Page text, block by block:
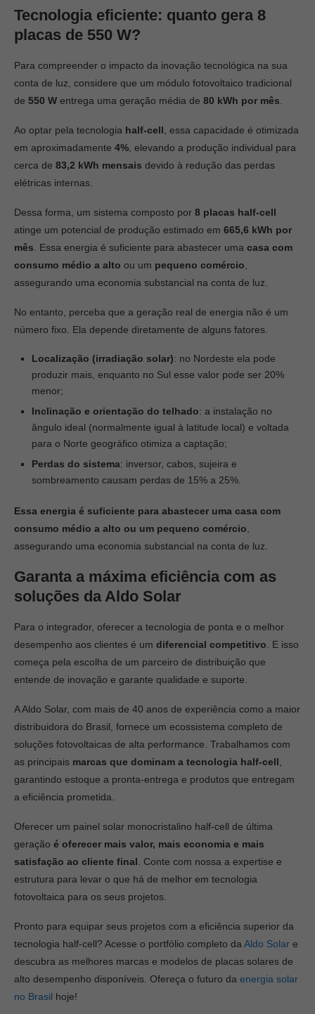
Tecnologia eficiente: quanto gera 8
placas de 550 W?
Para compreender o impacto da inovação tecnológica na sua
conta de luz, considere que um módulo fotovoltaico tradicional
de 550 W entrega uma geração média de 80 kWh por mês
Ao optar pela tecnologia half-cell , essa capacidade é otimizada
em aproximadamente 4% , elevando a produção individual para
cerca de 83,2 kWh mensais devido à redução das perdas
elétricas internas.
Dessa forma, um sistema composto por 8 placas half-cell
atinge um potencial de produção estimado em 665,6 kWh por
mês . Essa energia é suficiente para abastecer uma casa com
consumo médio a alto ou um pequeno comércio
assegurando uma economia substancial na conta de luz.
No entanto, perceba que a geração real de energia não é um
número fixo. Ela depende diretamente de alguns fatores.
Localização (irradiação solar): no Nordeste ela pode
produzir mais, enquanto no Sul esse valor pode ser 20%
menor;
Inclinação e orientação do telhado: a instalação no
ângulo ideal (normalmente igual à latitude local) e voltada
para o Norte geográfico otimiza a captação;
Perdas do sistema: inversor, cabos, sujeira e
sombreamento causam perdas de 15% a 25%.
Essa energia é suficiente para abastecer uma casa com
consumo médio a alto ou um pequeno comércio
assegurando uma economia substancial na conta de luz.
Garanta a máxima eficiência com as
soluções da Aldo Solar
Para o integrador, oferecer a tecnologia de ponta e o melhor
desempenho aos clientes é um diferencial competitivo . E isso
começa pela escolha de um parceiro de distribuição que
entende de inovação e garante qualidade e suporte.
A Aldo Solar, com mais de 40 anos de experiência como a maior
distribuidora do Brasil, fornece um ecossistema completo de
soluções fotovoltaicas de alta performance. Trabalhamos com
as principais marcas que dominam a tecnologia half-cell
garantindo estoque a pronta-entrega e produtos que entregam
a eficiência prometida.
Oferecer um painel solar monocristalino half-cell de última
geração é oferecer mais valor, mais economia e mais
satisfação ao cliente final
Conte com nossa a expertise e
estrutura para levar o que há de melhor em tecnologia
fotovoltaica para os seus projetos.
Pronto para equipar seus projetos com a eficiência superior da
tecnologia half-cell? Acesse o portfólio completo da Aldo Solar e
descubra as melhores marcas e modelos de placas solares de
alto desempenho disponíveis. Ofereça o futuro da energia solar
no Brasil hoje!